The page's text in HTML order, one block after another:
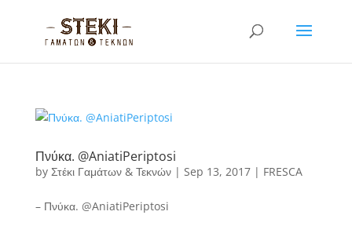
Πνύκα. @AniatiPeriptosi
by Στέκι Γαμάτων & Τεκνών| Sep 13, 2017| FRESCA
– Πνύκα. @AniatiPeriptosi